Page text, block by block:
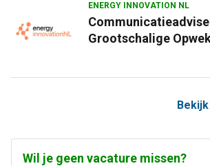
ENERGY INNOVATION NL
Grootschalige
Wil je geen vacature missen?